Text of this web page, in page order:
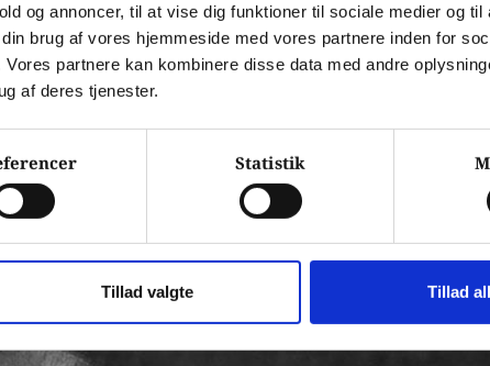
og annoncer, til at vise dig funktioner til sociale medier og til
brug af vores hjemmeside med vores partnere inden for
partnere kan kombinere disse data med andre
af deres tjenester.
Statistik
Tillad valgte Tillad
og prognoser, som du
platform, der
og din
til GA4 og begynd at få